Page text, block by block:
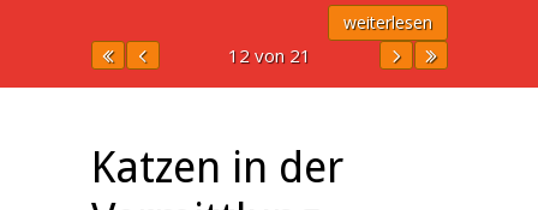
weiterlesen
12 von 21
Katzen in der